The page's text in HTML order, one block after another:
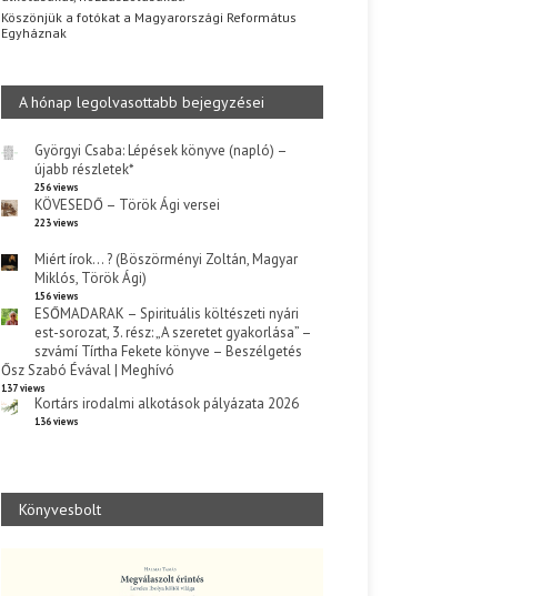
Köszönjük a fotókat a Magyarországi Református
Egyháznak
A hónap legolvasottabb bejegyzései
Györgyi Csaba: Lépések könyve (napló) –
újabb részletek*
256 views
KÖVESEDŐ – Török Ági versei
223 views
Miért írok… ? (Böszörményi Zoltán, Magyar
Miklós, Török Ági)
156 views
ESŐMADARAK – Spirituális költészeti nyári
est-sorozat, 3. rész: „A szeretet gyakorlása” –
szvámí Tírtha Fekete könyve – Beszélgetés
Ősz Szabó Évával | Meghívó
137 views
Kortárs irodalmi alkotások pályázata 2026
136 views
Könyvesbolt